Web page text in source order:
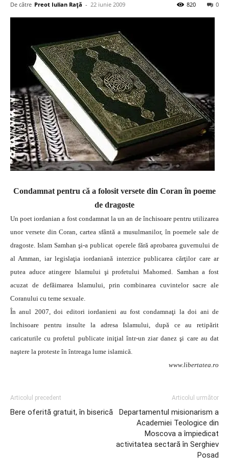
De către Preot Iulian Raţă - 22 iunie 2009 0
820
Condamnat pentru că a folosit versete din Coran în poeme
de dragoste
Un poet iordanian a fost condamnat la un an de închisoare pentru utilizarea
unor versete din Coran, cartea sfântă a musulmanilor, în poemele sale de
dragoste. Islam Samhan şi-a publicat operele fără aprobarea guvernului de
al Amman, iar legislaţia iordaniană interzice publicarea cărţilor care ar
putea aduce atingere Islamului şi profetului Mahomed. Samhan a fost
acuzat de defăimarea Islamului, prin combinarea cuvintelor sacre ale
Coranului cu teme sexuale.
În anul 2007, doi editori iordanieni au fost condamnaţi la doi ani de
închisoare pentru insulte la adresa Islamului, după ce au retipărit
caricaturile cu profetul publicate iniţial într-un ziar danez şi care au dat
naştere la proteste în întreaga lume islamică.
www.libertatea.ro
Articolul precedent
Bere oferită gratuit, în biserică
Articolul următor
Departamentul misionarism a
Academiei Teologice din
Moscova a împiedicat
activitatea sectară în Serghiev
Posad